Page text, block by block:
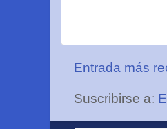
Entrada más
Suscribirse a: